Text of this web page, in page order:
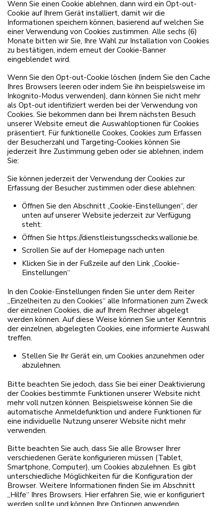
Wenn Sie einen Cookie ablehnen, dann wird ein Opt-out-
Cookie auf Ihrem Gerät installiert, damit wir die
Informationen speichern können, basierend auf welchen Sie
einer Verwendung von Cookies zustimmen. Alle sechs (6)
Monate bitten wir Sie, Ihre Wahl zur Installation von Cookies
zu bestätigen, indem erneut der Cookie-Banner
eingeblendet wird.
Wenn Sie den Opt-out-Cookie löschen (indem Sie den Cache
Ihres Browsers leeren oder indem Sie ihn beispielsweise im
Inkognito-Modus verwenden), dann können Sie nicht mehr
als Opt-out identifiziert werden bei der Verwendung von
Cookies. Sie bekommen dann bei Ihrem nächsten Besuch
unserer Website erneut die Auswahloptionen für Cookies
präsentiert. Für funktionelle Cookes, Cookies zum Erfassen
der Besucherzahl und Targeting-Cookies können Sie
jederzeit Ihre Zustimmung geben oder sie ablehnen, indem
Sie:
Sie können jederzeit der Verwendung der Cookies zur
Erfassung der Besucher zustimmen oder diese ablehnen:
Öffnen Sie den Abschnitt „Cookie-Einstellungen“, der
unten auf unserer Website jederzeit zur Verfügung
steht:
Öffnen Sie https://dienstleistungsschecks.wallonie.be.
Scrollen Sie auf der Homepage nach unten
Klicken Sie in der Fußzeile auf den Link „Cookie-
Einstellungen“
In den Cookie-Einstellungen finden Sie unter dem Reiter
„Einzelheiten zu den Cookies“ alle Informationen zum Zweck
der einzelnen Cookies, die auf Ihrem Rechner abgelegt
werden können. Auf diese Weise können Sie unter Kenntnis
der einzelnen, abgelegten Cookies, eine informierte Auswahl
treffen.
Stellen Sie Ihr Gerät ein, um Cookies anzunehmen oder
abzulehnen.
Bitte beachten Sie jedoch, dass Sie bei einer Deaktivierung
der Cookies bestimmte Funktionen unserer Website nicht
mehr voll nutzen können. Beispielsweise können Sie die
automatische Anmeldefunktion und andere Funktionen für
eine individuelle Nutzung unserer Website nicht mehr
verwenden.
Bitte beachten Sie auch, dass Sie alle Browser Ihrer
verschiedenen Geräte konfigurieren müssen (Tablet,
Smartphone, Computer), um Cookies abzulehnen. Es gibt
unterschiedliche Möglichkeiten für die Konfiguration der
Browser. Weitere Informationen finden Sie im Abschnitt
„Hilfe“ Ihres Browsers. Hier erfahren Sie, wie er konfiguriert
werden sollte und können Ihre Optionen anwenden.